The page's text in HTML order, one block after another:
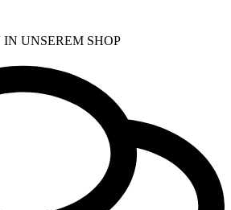
UNSEREM SHOP